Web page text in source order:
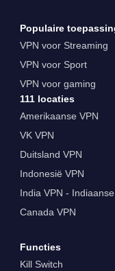
Populaire
VPN voor Streaming
VPN voor Sport
VPN voor gaming
111 locaties
Amerikaanse VPN
VK VPN
Duitsland VPN
Indonesië VPN
India VPN -
Canada VPN
Functies
Kill Switch